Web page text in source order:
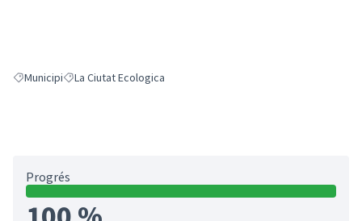
Resultats en filtrar per: Municipi
MunicipiResultats en filtrar per: La Ciutat Ecologica
La Ciutat Ecologica
Progrés